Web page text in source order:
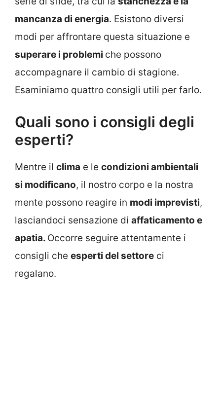
mancanza di energia. Esistono diversi
modi per affrontare questa situazione e
superare i problemi che possono
accompagnare il cambio di stagione.
Esaminiamo quattro consigli utili per farlo.
Quali sono i consigli degli
esperti?
Mentre il clima e le condizioni ambientali
si modificano, il nostro corpo e la nostra
mente possono reagire in modi imprevisti,
lasciandoci sensazione di affaticamento e
apatia. Occorre seguire attentamente i
consigli che esperti del settore ci
regalano.